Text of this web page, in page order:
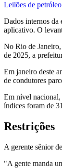
Leilões de
Dados internos da
aplicativo. O
No Rio de
de 2025, a
Em janeiro deste
de condutores
Em nível nacional,
índices foram de
Restrições
A gerente sênior
"A gente manda